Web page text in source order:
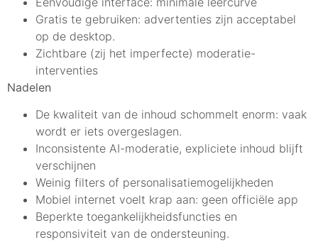
Gratis te gebruiken: advertenties zijn acceptabel
op de desktop.
Zichtbare (zij het imperfecte) moderatie-
interventies
Nadelen
De kwaliteit van de inhoud schommelt enorm: vaak
wordt er iets overgeslagen.
Inconsistente AI-moderatie, expliciete inhoud blijft
verschijnen
Weinig filters of personalisatiemogelijkheden
Mobiel internet voelt krap aan: geen officiële app
Beperkte toegankelijkheidsfuncties en
responsiviteit van de ondersteuning.